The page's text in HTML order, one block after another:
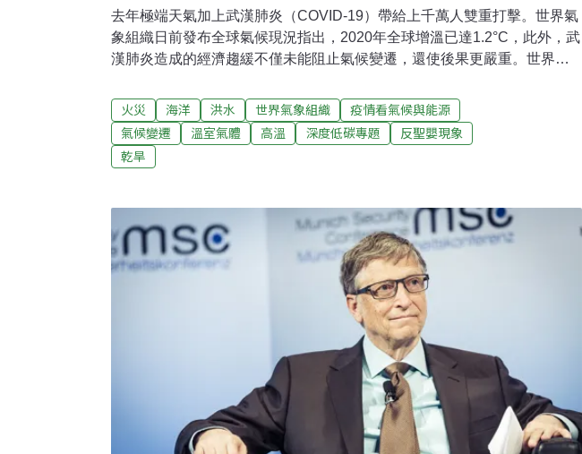
去年極端天氣加上武漢肺炎（COVID-19）帶給上千萬人雙重打擊。世界氣
象組織日前發布全球氣候現況指出，2020年全球增溫已達1.2°C，此外，武
漢肺炎造成的經濟趨緩不僅未能阻止氣候變遷，還使後果更嚴重。世界氣
了《 2020年全球氣候狀況》（State of the Global Climate 2020）報告。這
份報告記錄完整氣候系統指標變化，包括溫室氣體濃度、陸地和海洋升
溫、海平面上升、冰融化和冰川退縮以及極端天氣，也彙整出對社會經濟
發展、移民和人口流離失所狀況、糧食安全以及土地和海洋生態系統的影
火災 海洋 洪水 世界氣象組織
疫情看氣候與能源
氣候變遷
溫室氣體 高溫 深度低碳專題
反聖嬰現象
乾旱